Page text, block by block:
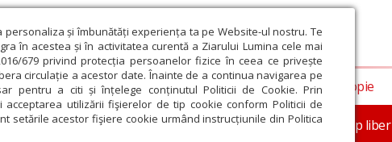
și îmbunătăți experiența ta pe Website-ul nostru. Te
în acestea și în activitatea curentă a Ziarului Lumina cele mai
679 privind protecția persoanelor fizice în ceea ce privește
circulație a acestor date. Înainte de a continua navigarea pe
pentru a citi și înțelege conținutul Politicii de Cookie. Prin
utilizării fişierelor de tip cookie conform Politicii de
setările acestor fişiere cookie urmând instrucțiunile din Politica
Educaţie și Cultură Societate
Psihologie Religie și știință Familie Timp liber
Opinii Filantropie